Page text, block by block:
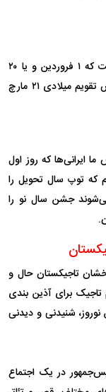
در تاجیکستان آغاز نوروز ۲۱ مارچ است. ممکن است که ۱ فروردین و یا ۲۰
اسفند باشد. به هر حال نوروز تاجیکستانی‌ها براساس تقویم میلادی ۲۱ مارچ
ایرانی‌ها که روز اول
که توپ سال تحویل را
اینکه وارد روز ۲۱ مارچ می‌شوند جشن سال نو را
تاجیکستان حال و
برای آذین بندی
نوروز، شنیدنی و دیدنی
در یک اجتماع